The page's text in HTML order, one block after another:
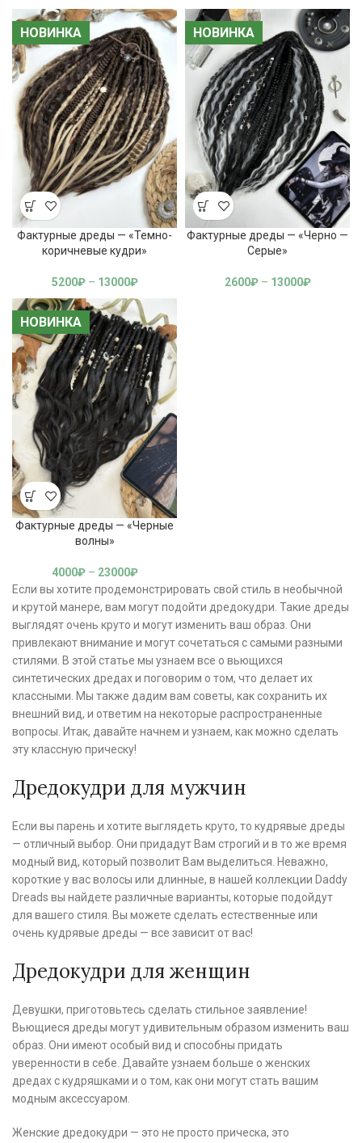
НОВИНКА
НОВИНКА
Фактурные дреды — «Темно-
коричневые кудри»
5200₽ – 13000₽
НОВИНКА
НОВИНКА
Фактурные дреды — «Черно —
Серые»
2600₽ – 13000₽
НОВИНКА
НОВИНКА
Фактурные дреды — «Черные
волны»
4000₽ – 23000₽
Если вы хотите продемонстрировать свой стиль в необычной
и крутой манере, вам могут подойти дредокудри. Такие дреды
выглядят очень круто и могут изменить ваш образ. Они
привлекают внимание и могут сочетаться с самыми разными
стилями. В этой статье мы узнаем все о вьющихся
синтетических дредах и поговорим о том, что делает их
классными. Мы также дадим вам советы, как сохранить их
внешний вид, и ответим на некоторые распространенные
вопросы. Итак, давайте начнем и узнаем, как можно сделать
эту классную прическу!
Дредокудри для мужчин
Если вы парень и хотите выглядеть круто, то кудрявые дреды
— отличный выбор. Они придадут Вам строгий и в то же время
модный вид, который позволит Вам выделиться. Неважно,
короткие у вас волосы или длинные, в нашей коллекции Daddy
Dreads вы найдете различные варианты, которые подойдут
для вашего стиля. Вы можете сделать естественные или
очень кудрявые дреды — все зависит от вас!
Дредокудри для женщин
Девушки, приготовьтесь сделать стильное заявление!
Вьющиеся дреды могут удивительным образом изменить ваш
образ. Они имеют особый вид и способны придать
уверенности в себе. Давайте узнаем больше о женских
дредах с кудряшками и о том, как они могут стать вашим
модным аксессуаром.
Женские дредокудри — это не просто прическа, это